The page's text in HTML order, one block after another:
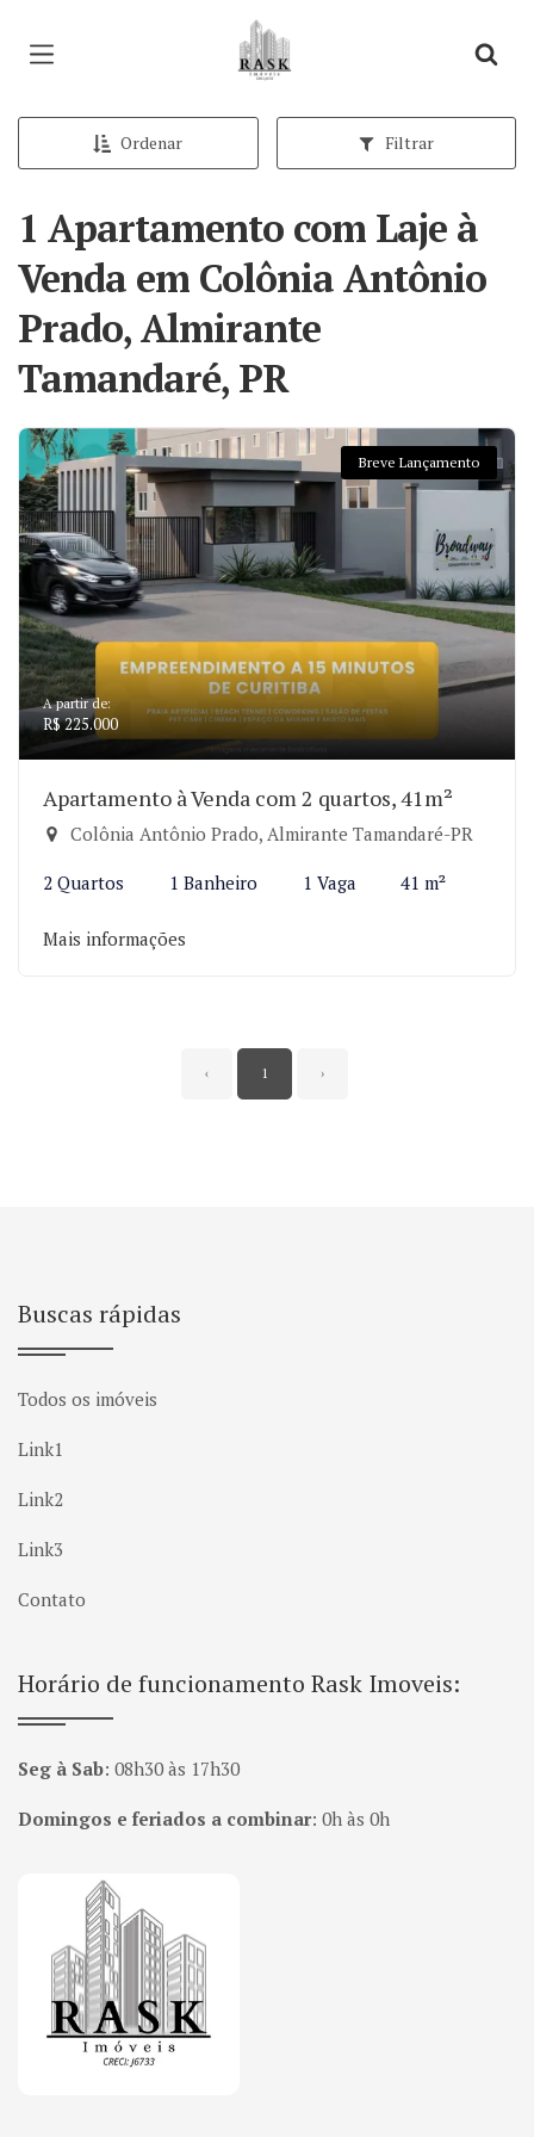
Página inicial
Ordenar Filtrar
1 Apartamento com Laje à
Venda em Colônia Antônio
Prado, Almirante
Tamandaré, PR
Breve Lançamento
A partir de:
R$ 225.000
Apartamento à Venda com 2 quartos, 41m²
Colônia Antônio Prado, Almirante Tamandaré-PR
2 Quartos 1 Banheiro 1 Vaga 41 m²
Mais informações
‹ 1 ›
Buscas rápidas
Todos os imóveis
Link1
Link2
Link3
Contato
Horário de funcionamento Rask Imoveis:
Seg à Sab: 08h30 às 17h30
Domingos e feriados a combinar: 0h às 0h
Página inicial